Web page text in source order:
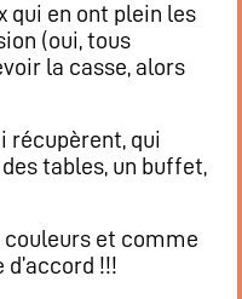
qui en ont plein les
(oui, tous
la casse, alors
récupèrent, qui
des tables, un buffet,
couleurs et comme
!!!